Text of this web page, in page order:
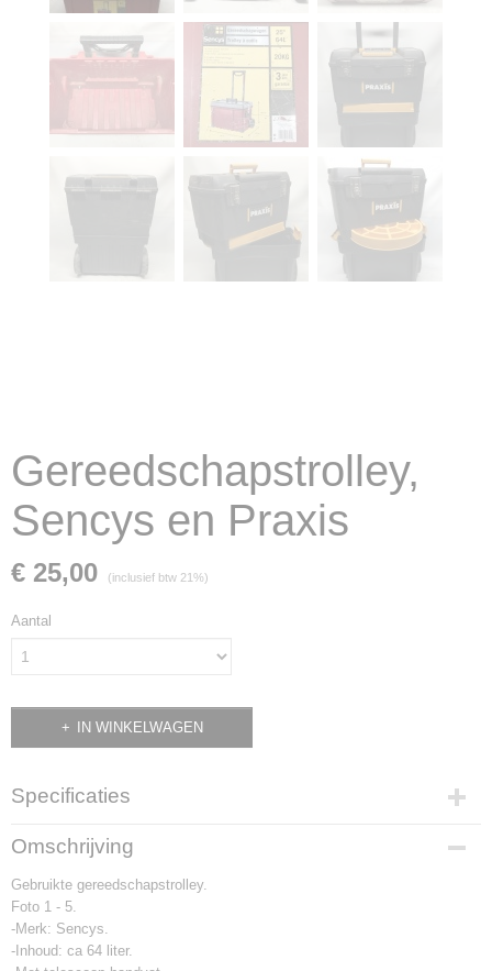
Gereedschapstrolley,
Sencys en Praxis
€ 25,00 (inclusief btw 21%)
Aantal
IN WINKELWAGEN
Specificaties
Productcode
2514
Omschrijving
Gebruikte gereedschapstrolley.
Foto 1 - 5.
-Merk: Sencys.
-Inhoud: ca 64 liter.